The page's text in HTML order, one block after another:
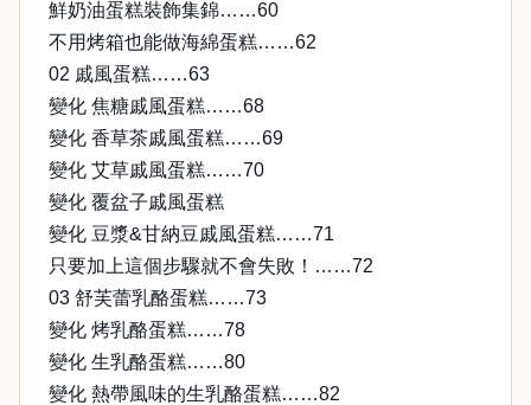
鮮奶油蛋糕裝飾集錦……60
不用烤箱也能做海綿蛋糕……62
02 戚風蛋糕……63
變化 焦糖戚風蛋糕……68
變化 香草茶戚風蛋糕……69
變化 艾草戚風蛋糕……70
變化 覆盆子戚風蛋糕
變化 豆漿&甘納豆戚風蛋糕……71
只要加上這個步驟就不會失敗！……72
03 舒芙蕾乳酪蛋糕……73
變化 烤乳酪蛋糕……78
變化 生乳酪蛋糕……80
變化 熱帶風味的生乳酪蛋糕……82